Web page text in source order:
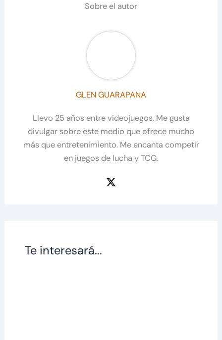
Sobre el autor
GLEN GUARAPANA
Llevo 25 años entre videojuegos. Me gusta
divulgar sobre este medio que ofrece mucho
más que entretenimiento. Me encanta competir
en juegos de lucha y TCG.
Te interesará...